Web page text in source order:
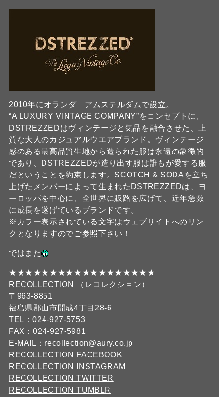
2010年にオランダ アムステルダムで設立。
“A LUXURY VINTAGE COMPANY”をコンセプトに、
DSTREZZEDはヴィンテージと気品を融合させた、上
質な大人のカジュアルウエアブランド。ヴィンテージ
感のある最高品質生地から造られた服は永遠の象徴的
であり、DSTREZZEDが造り出す服は誰もが愛する服
だということを約束します。SCOTCH & SODAを立ち
上げたメンバーによって生まれたDSTREZZEDは、ヨ
ーロッパを中心に、全世界に販路を広げて、近年急激
に成長を遂げているブランドです。
※カラー表示されている文字はウェブサイトへのリン
クとなりますのでご参照下さい！
ではまた
★★★★★★★★★★★★★★★★★★
RECOLLECTION （レコレクション）
〒963-8851
福島県郡山市開成4丁目28-6
TEL：024-927-5753
FAX：024-927-5981
E-MAIL：recollection@aury.co.jp
RECOLLECTION FACEBOOK
RECOLLECTION INSTAGRAM
RECOLLECTION TWITTER
RECOLLECTION TUMBLR